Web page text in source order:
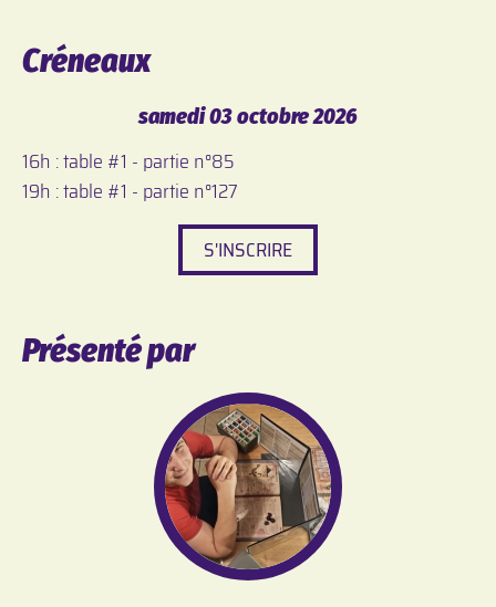
Créneaux
samedi 03 octobre 2026
16h : table #1 - partie n°85
19h : table #1 - partie n°127
S'INSCRIRE
Présenté par